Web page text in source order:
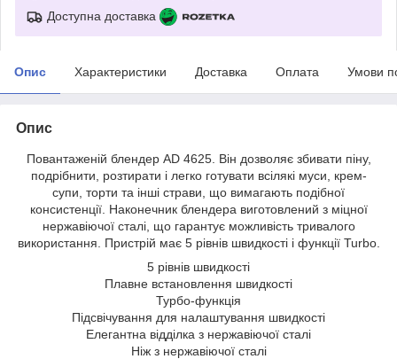
Доступна доставка
Опис Характеристики Доставка Оплата Умови
Опис
Повантаженій блендер AD 4625. Він дозволяє збивати піну,
подрібнити, розтирати і легко готувати всілякі муси, крем-
супи, торти та інші страви, що вимагають подібної
консистенції. Наконечник блендера виготовлений з міцної
нержавіючої сталі, що гарантує можливість тривалого
використання. Пристрій має 5 рівнів швидкості і функції Turbo.
5 рівнів швидкості
Плавне встановлення швидкості
Турбо-функція
Підсвічування для налаштування швидкості
Елегантна відділка з нержавіючої сталі
Ніж з нержавіючої сталі